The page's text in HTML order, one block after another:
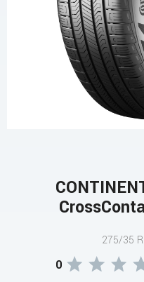
275/35
0